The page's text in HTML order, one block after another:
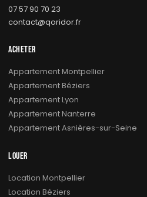
07 57 90 70 23
contact@qoridor.fr
ACHETER
Appartement Montpellier
Appartement Béziers
Appartement Lyon
Appartement Nanterre
Appartement Asnières-sur-Seine
LOUER
Location Montpellier
Location Béziers